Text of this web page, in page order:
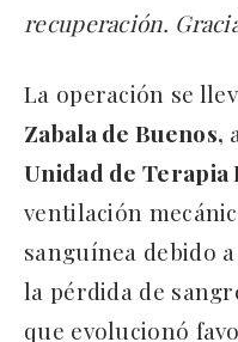
recuperación.
La operación se
Zabala de Buenos,
Unidad de Terapia
ventilación
sanguínea debido
la pérdida de
que evolucionó